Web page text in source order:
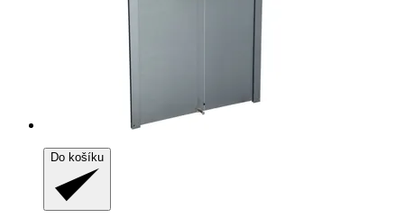
Do košíku